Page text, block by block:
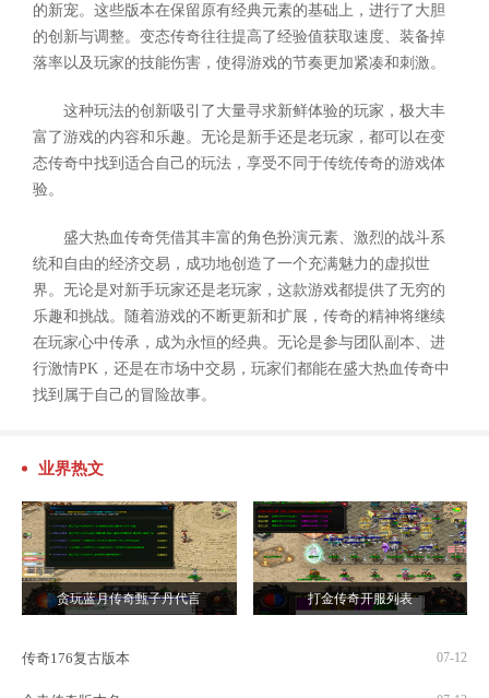
的新宠。这些版本在保留原有经典元素的基础上，进行了大胆
的创新与调整。变态传奇往往提高了经验值获取速度、装备掉
落率以及玩家的技能伤害，使得游戏的节奏更加紧凑和刺激。
这种玩法的创新吸引了大量寻求新鲜体验的玩家，极大丰
富了游戏的内容和乐趣。无论是新手还是老玩家，都可以在变
态传奇中找到适合自己的玩法，享受不同于传统传奇的游戏体
验。
盛大热血传奇凭借其丰富的角色扮演元素、激烈的战斗系
统和自由的经济交易，成功地创造了一个充满魅力的虚拟世
界。无论是对新手玩家还是老玩家，这款游戏都提供了无穷的
乐趣和挑战。随着游戏的不断更新和扩展，传奇的精神将继续
在玩家心中传承，成为永恒的经典。无论是参与团队副本、进
行激情PK，还是在市场中交易，玩家们都能在盛大热血传奇中
找到属于自己的冒险故事。
业界热文
贪玩蓝月传奇甄子丹代言 打金传奇开服列表
传奇176复古版本 07-12